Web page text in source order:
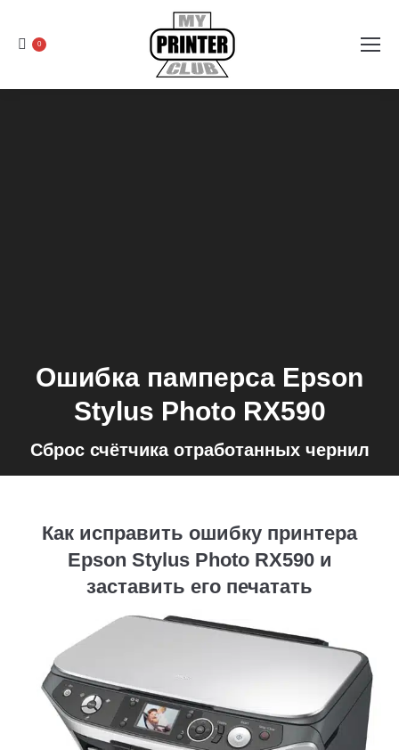
0
Ошибка памперса Epson
Stylus Photo RX590
Сброс счётчика отработанных чернил
Как исправить ошибку принтера
Epson Stylus Photo RX590 и
заставить его печатать